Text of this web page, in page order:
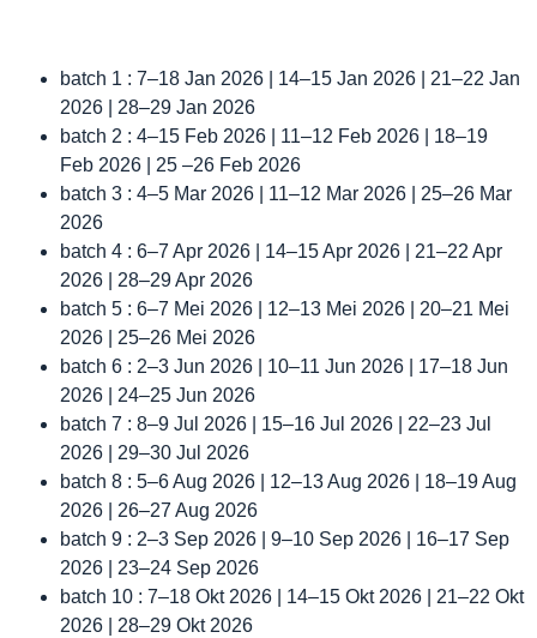
batch 1 : 7–18 Jan 2026 | 14–15 Jan 2026 | 21–22 Jan
2026 | 28–29 Jan 2026
batch 2 : 4–15 Feb 2026 | 11–12 Feb 2026 | 18–19
Feb 2026 | 25 –26 Feb 2026
batch 3 : 4–5 Mar 2026 | 11–12 Mar 2026 | 25–26 Mar
2026
batch 4 : 6–7 Apr 2026 | 14–15 Apr 2026 | 21–22 Apr
2026 | 28–29 Apr 2026
batch 5 : 6–7 Mei 2026 | 12–13 Mei 2026 | 20–21 Mei
2026 | 25–26 Mei 2026
batch 6 : 2–3 Jun 2026 | 10–11 Jun 2026 | 17–18 Jun
2026 | 24–25 Jun 2026
batch 7 : 8–9 Jul 2026 | 15–16 Jul 2026 | 22–23 Jul
2026 | 29–30 Jul 2026
batch 8 : 5–6 Aug 2026 | 12–13 Aug 2026 | 18–19 Aug
2026 | 26–27 Aug 2026
batch 9 : 2–3 Sep 2026 | 9–10 Sep 2026 | 16–17 Sep
2026 | 23–24 Sep 2026
batch 10 : 7–18 Okt 2026 | 14–15 Okt 2026 | 21–22 Okt
2026 | 28–29 Okt 2026